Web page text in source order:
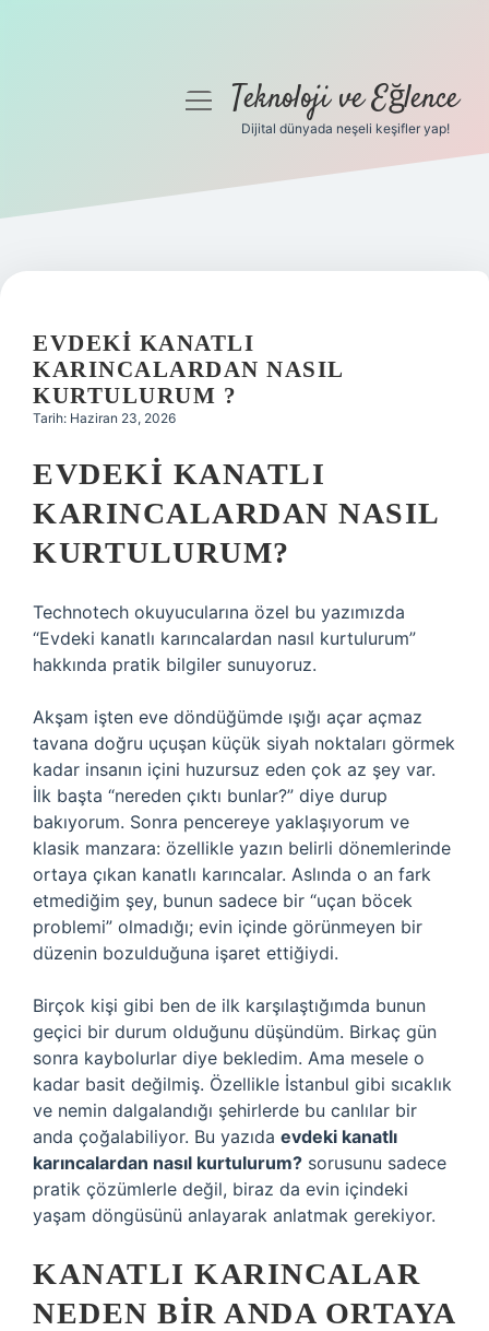
Gizlilik Politikası
Yasal Uyarı
menüyüTeknoloji ve Eğlence
Dijital dünyada neşeli keşifler yap!
EVDEKI KANATLI
KARINCALARDAN NASIL
KURTULURUM ?
Tarih: Haziran 23, 2026
EVDEKI KANATLI
KARINCALARDAN NASIL
KURTULURUM?
Technotech okuyucularına özel bu yazımızda
“Evdeki kanatlı karıncalardan nasıl kurtulurum”
hakkında pratik bilgiler sunuyoruz.
Akşam işten eve döndüğümde ışığı açar açmaz
tavana doğru uçuşan küçük siyah noktaları görmek
kadar insanın içini huzursuz eden çok az şey var.
İlk başta “nereden çıktı bunlar?” diye durup
bakıyorum. Sonra pencereye yaklaşıyorum ve
klasik manzara: özellikle yazın belirli dönemlerinde
ortaya çıkan kanatlı karıncalar. Aslında o an fark
etmediğim şey, bunun sadece bir “uçan böcek
problemi” olmadığı; evin içinde görünmeyen bir
düzenin bozulduğuna işaret ettiğiydi.
Birçok kişi gibi ben de ilk karşılaştığımda bunun
geçici bir durum olduğunu düşündüm. Birkaç gün
sonra kaybolurlar diye bekledim. Ama mesele o
kadar basit değilmiş. Özellikle İstanbul gibi sıcaklık
ve nemin dalgalandığı şehirlerde bu canlılar bir
anda çoğalabiliyor. Bu yazıda evdeki kanatlı
karıncalardan nasıl kurtulurum? sorusunu sadece
pratik çözümlerle değil, biraz da evin içindeki
yaşam döngüsünü anlayarak anlatmak gerekiyor.
KANATLI KARINCALAR
NEDEN BIR ANDA ORTAYA